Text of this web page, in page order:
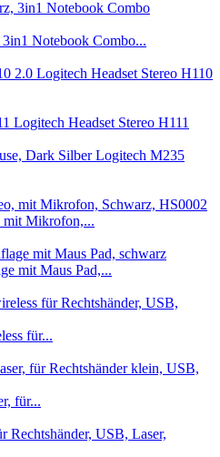
Notebook Combo...
Logitech Headset Stereo H110
Logitech Headset Stereo H111
Logitech M235
mit Mikrofon,...
mit Maus Pad,...
für...
für...